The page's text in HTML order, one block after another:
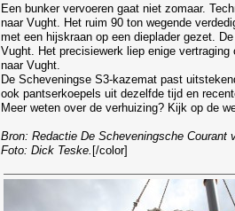
Een bunker vervoeren gaat niet zomaar.
naar Vught. Het ruim 90 ton wegende
met een hijskraan op een dieplader gezet.
Vught. Het precisiewerk liep enige
naar Vught.
De Scheveningse S3-kazemat past
ook pantserkoepels uit dezelfde tijd en
Meer weten over de verhuizing? Kijk op de
Bron: Redactie De Scheveningsche Courant
Foto: Dick Teske. [/color]